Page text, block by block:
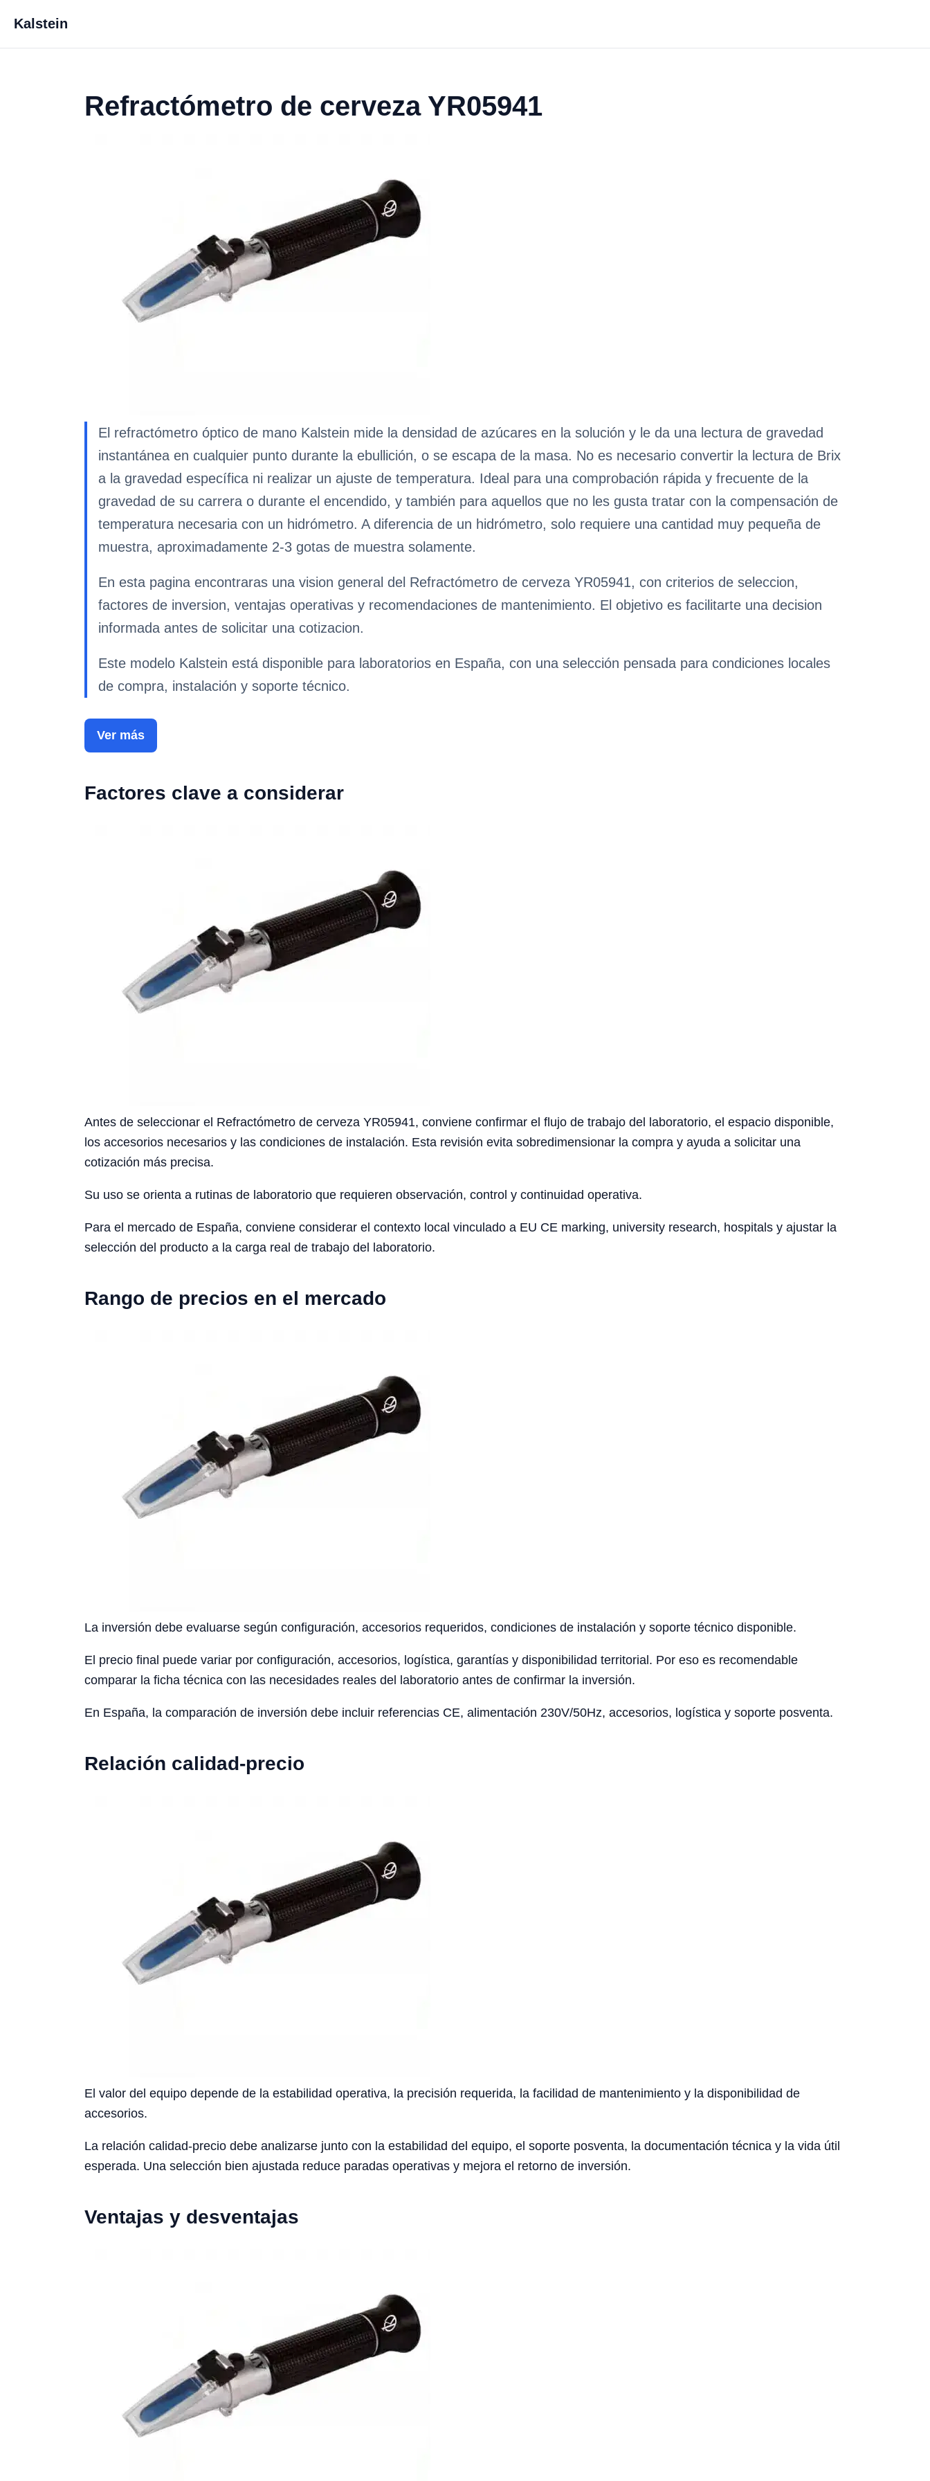
Kalstein
Refractómetro de cerveza YR05941
El refractómetro óptico de mano Kalstein mide la densidad de azúcares en la solución y le da una lectura de gravedad
instantánea en cualquier punto durante la ebullición, o se escapa de la masa. No es necesario convertir la lectura de Brix
a la gravedad específica ni realizar un ajuste de temperatura. Ideal para una comprobación rápida y frecuente de la
gravedad de su carrera o durante el encendido, y también para aquellos que no les gusta tratar con la compensación de
temperatura necesaria con un hidrómetro. A diferencia de un hidrómetro, solo requiere una cantidad muy pequeña de
muestra, aproximadamente 2-3 gotas de muestra solamente.
En esta pagina encontraras una vision general del Refractómetro de cerveza YR05941, con criterios de seleccion,
factores de inversion, ventajas operativas y recomendaciones de mantenimiento. El objetivo es facilitarte una decision
informada antes de solicitar una cotizacion.
Este modelo Kalstein está disponible para laboratorios en España, con una selección pensada para condiciones locales
de compra, instalación y soporte técnico.
Ver más
Factores clave a considerar
Antes de seleccionar el Refractómetro de cerveza YR05941, conviene confirmar el flujo de trabajo del laboratorio, el espacio disponible,
los accesorios necesarios y las condiciones de instalación. Esta revisión evita sobredimensionar la compra y ayuda a solicitar una
cotización más precisa.
Su uso se orienta a rutinas de laboratorio que requieren observación, control y continuidad operativa.
Para el mercado de España, conviene considerar el contexto local vinculado a EU CE marking, university research, hospitals y ajustar la
selección del producto a la carga real de trabajo del laboratorio.
Rango de precios en el mercado
La inversión debe evaluarse según configuración, accesorios requeridos, condiciones de instalación y soporte técnico disponible.
El precio final puede variar por configuración, accesorios, logística, garantías y disponibilidad territorial. Por eso es recomendable
comparar la ficha técnica con las necesidades reales del laboratorio antes de confirmar la inversión.
En España, la comparación de inversión debe incluir referencias CE, alimentación 230V/50Hz, accesorios, logística y soporte posventa.
Relación calidad-precio
El valor del equipo depende de la estabilidad operativa, la precisión requerida, la facilidad de mantenimiento y la disponibilidad de
accesorios.
La relación calidad-precio debe analizarse junto con la estabilidad del equipo, el soporte posventa, la documentación técnica y la vida útil
esperada. Una selección bien ajustada reduce paradas operativas y mejora el retorno de inversión.
Ventajas y desventajas